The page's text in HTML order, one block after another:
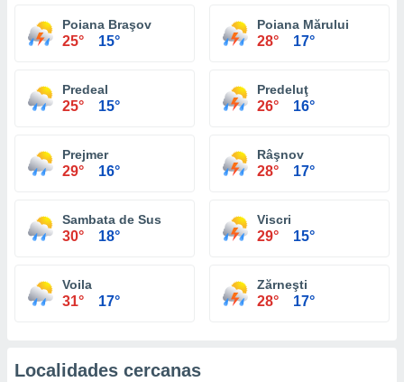
Poiana Braşov
25° 15°
Poiana Mărului
28° 17°
Predeal
25° 15°
Predeluţ
26° 16°
Prejmer
29° 16°
Râşnov
28° 17°
Sambata de Sus
30° 18°
Viscri
29° 15°
Voila
31° 17°
Zărneşti
28° 17°
Localidades cercanas